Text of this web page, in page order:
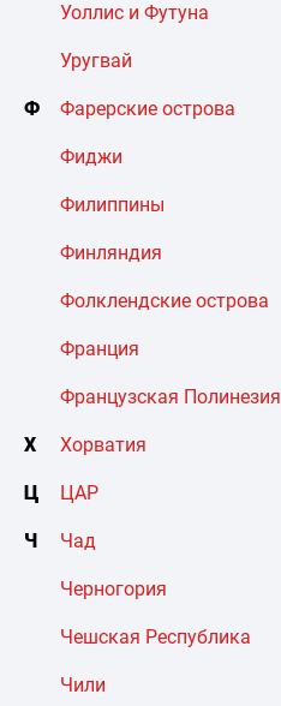
Уоллис и Футуна
Уругвай
Ф Фарерские острова
Фиджи
Филиппины
Финляндия
Фолклендские острова
Франция
Французская Полинезия
Х Хорватия
Ц ЦАР
Ч Чад
Черногория
Чешская Республика
Чили